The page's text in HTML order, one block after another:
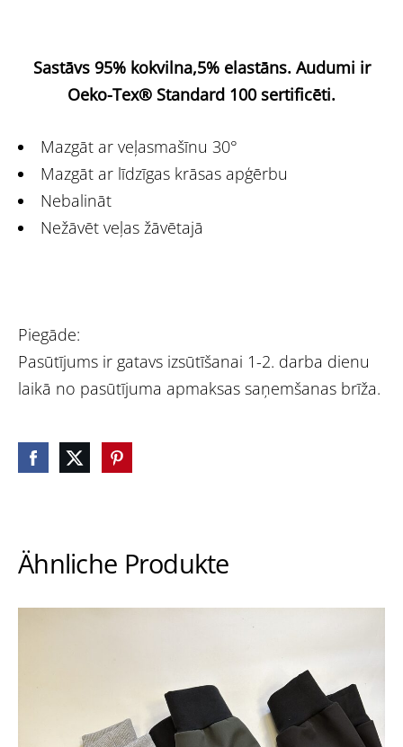
Sastāvs 95% kokvilna,5% elastāns. Audumi ir
Oeko-Tex® Standard 100 sertificēti.
Mazgāt ar veļasmašīnu 30°
Mazgāt ar līdzīgas krāsas apģērbu
Nebalināt
Nežāvēt veļas žāvētajā
Piegāde:
Pasūtījums ir gatavs izsūtīšanai 1-2. darba dienu
laikā no pasūtījuma apmaksas saņemšanas brīža.
Ähnliche Produkte